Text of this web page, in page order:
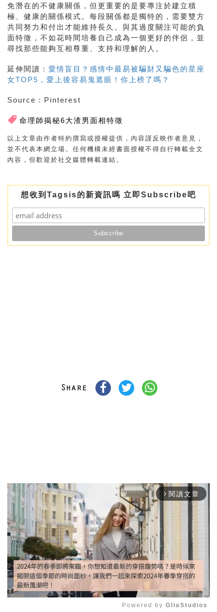
免潛在的不健康關係，但更重要的是要專注於建立積
極、健康的關係模式。每段關係都是獨特的，需要雙方
共同努力和付出才能維持長久。與其過度關注可能的負
面特徵，不如花時間培養自己成為一個更好的伴侶，並
尋找那些能夠互相尊重、支持和理解的人。
延伸閱讀： 愛情盲目？感情中最易被騙財又騙色的星座
女TOP5，愛上後容易鬼遮眼！你上榜了嗎？
Source：Pinterest
命理師揭秘6大渣男面相特徵
以上文章由作者特約撰寫或授權提供，內容謹反映作者意見，
並不代表本網立場。任何機構未經書面授權不得自行轉載全文
內容，但歡迎於社交媒體轉載連結。
想收到Tagsis的新資訊嗎 立即Subscribe吧
arrow_forward_ios 閱讀文章
Powered by GliaStudios